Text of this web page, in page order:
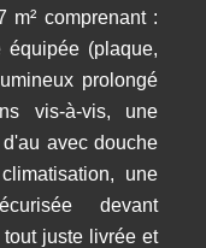
m² comprenant :
équipée (plaque,
prolongé
vis-à-vis, une
avec douche
une
devant
tout juste livrée et